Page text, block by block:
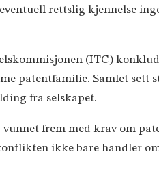
rettslig kjennelse
(ITC)
patentfamilie. Samlet sett
fra selskapet.
frem med krav om
ikke bare handler